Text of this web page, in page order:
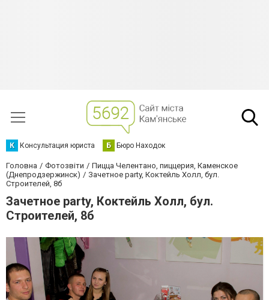
К Консультация юриста Б Бюро Находок
Головна Фотозвіти
Пицца Челентано, пиццерия, Каменское
(Днепродзержинск)
Зачетное party, Коктейль Холл, бул.
Строителей, 8б
Зачетное party, Коктейль Холл, бул.
Строителей, 8б